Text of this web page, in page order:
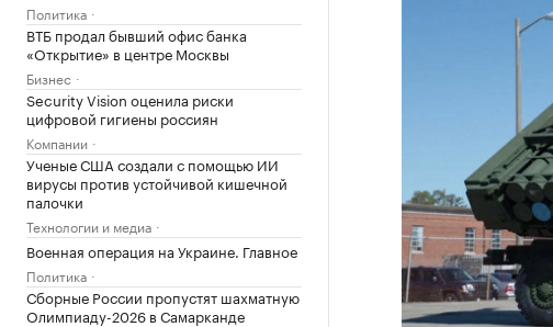
Политика
ВТБ продал бывший офис банка
«Открытие» в центре Москвы
Бизнес
Security Vision оценила риски
цифровой гигиены россиян
Компании
Ученые США создали с помощью ИИ
вирусы против устойчивой кишечной
палочки
Технологии и медиа
Военная операция на Украине. Главное
Политика
Сборные России пропустят шахматную
Олимпиаду-2026 в Самарканде